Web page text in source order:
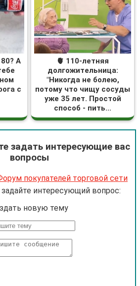
А
с
🫀 110-летняя
долгожительница:
"Никогда не болею,
потому что чищу сосуды
уже 35 лет. Простой
способ - пить...
задать интересующие вас
вопросы
покупателей торговой сети
задайте интересующий вопрос:
новую тему